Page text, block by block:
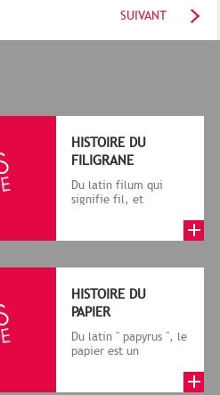
SUIVANT
HISTOIRE DU
FILIGRANE
Du latin filum qui
signifie fil, et
le cadre de la f...
HISTOIRE DU
PAPIER
Du latin " papyrus ", le
papier est un